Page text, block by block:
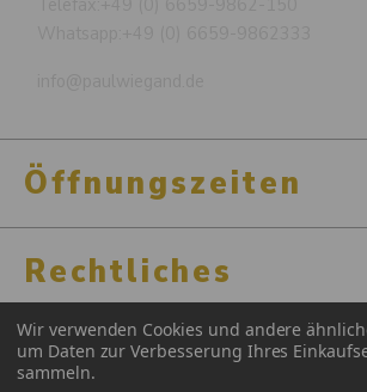
Öffnungszeiten
Rechtliches
Zertifizierungen
Wir verwenden Cookies und andere
um Daten zur Verbesserung Ihres
sammeln.